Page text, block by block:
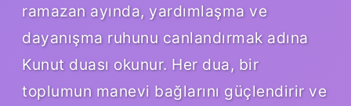
ramazan ayında, yardımlaşma ve
dayanışma ruhunu canlandırmak adına
Kunut duası okunur. Her dua, bir
toplumun manevi bağlarını güçlendirir ve